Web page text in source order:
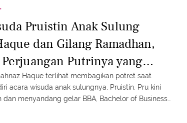
Pruistin Anak Sulung
dan Gilang Ramadhan,
Putrinya yang
Luar Negeri
Haque terlihat membagikan potret saat
acara wisuda anak sulungnya, Pruistin. Pru kini
dan menyandang gelar BBA, Bachelor of Business